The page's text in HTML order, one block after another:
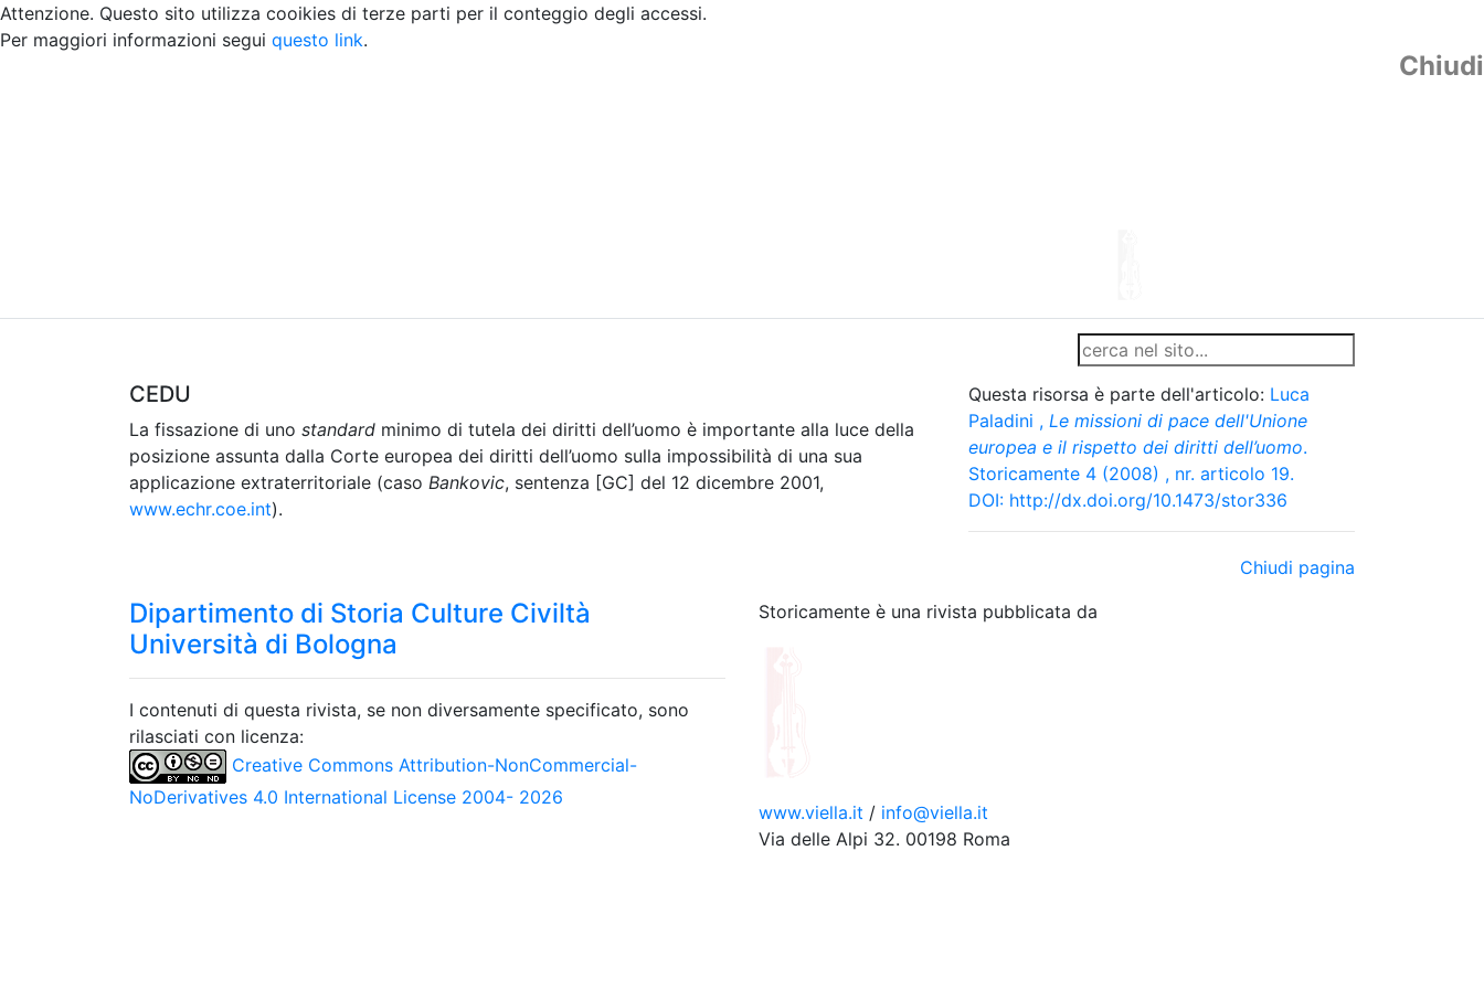
Attenzione. Questo sito utilizza cooikies di terze parti per il conteggio degli accessi.
Per maggiori informazioni segui questo link.
Chiudi
CEDU
La fissazione di uno standard minimo di tutela dei diritti dell’uomo è importante alla luce della
posizione assunta dalla Corte europea dei diritti dell’uomo sulla impossibilità di una sua
applicazione extraterritoriale (caso Bankovic, sentenza [GC] del 12 dicembre 2001,
www.echr.coe.int).
Questa risorsa è parte dell'articolo: Luca
Paladini , Le missioni di pace dell'Unione
europea e il rispetto dei diritti dell’uomo.
Storicamente 4 (2008) , nr. articolo 19.
DOI: http://dx.doi.org/10.1473/stor336
Chiudi pagina
Dipartimento di Storia Culture Civiltà
Università di Bologna
I contenuti di questa rivista, se non diversamente specificato, sono
rilasciati con licenza:
Creative Commons Attribution-NonCommercial-
NoDerivatives 4.0 International License 2004- 2026
Storicamente è una rivista pubblicata da
www.viella.it / info@viella.it
Via delle Alpi 32. 00198 Roma